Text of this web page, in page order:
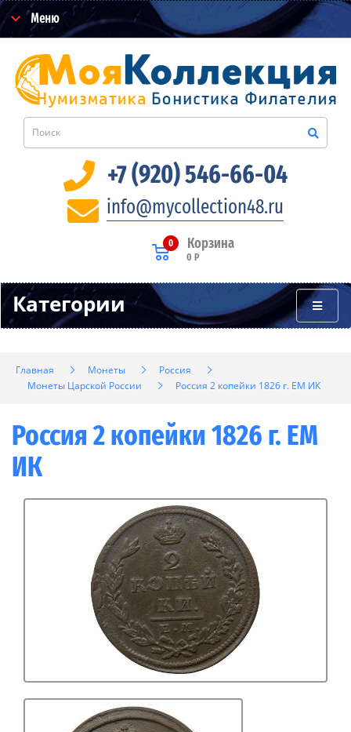
Меню
+7 (920) 546-66-04
info@mycollection48.ru
Корзина
0
0 Р
Категории
Главная Монеты
Россия
Монеты Царской России
Россия 2 копейки 1826 г. ЕМ ИК
Россия 2 копейки 1826 г. ЕМ
ИК